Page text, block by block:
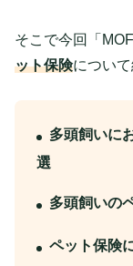
そこで今回「
ット保険について
多頭飼いに
選
多頭飼いの
ペット保険